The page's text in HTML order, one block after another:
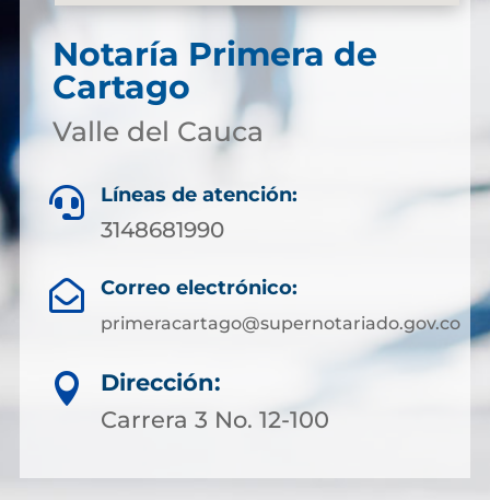
Notaría Primera de
Cartago
Valle del Cauca
 Líneas de atención:
3148681990
 Correo electrónico:
primeracartago@supernotariado.gov.co

Dirección:
Carrera 3 No. 12-100